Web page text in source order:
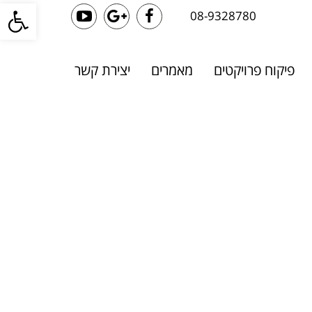
פתח 08-9328780
Facebook
Google+
YouTube
פיקוח פרויקטים מאמרים יצירת קשר